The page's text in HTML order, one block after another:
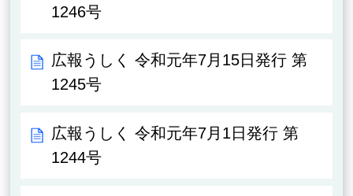
1246号
広報うしく 令和元年7月15日発行 第
1245号
広報うしく 令和元年7月1日発行 第
1244号